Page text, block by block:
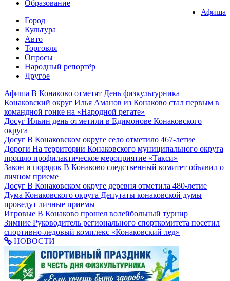
Образование
Афиша
Город
Культура
Авто
Торговля
Опросы
Народный репортёр
Другое
Афиша В Конаково отметят День физкультурника
Конаковский округ Илья Аманов из Конаково стал первым в
командной гонке на «Народной регате»
Досуг Ильин день отметили в Едимонове Конаковского
округа
Досуг В Конаковском округе село отметило 467-летие
Дороги На территории Конаковского муниципального округа
прошло профилактическое мероприятие «Такси»
Закон и порядок В Конаково следственный комитет объявил о
личном приеме
Досуг В Конаковском округе деревня отметила 480-летие
Дума Конаковского округа Депутаты конаковской думы
проведут личные приемы
Игровые В Конаково прошел волейбольный турнир
Зимние Руководитель регионального спорткомитета посетил
спортивно-ледовый комплекс «Конаковский лед»
НОВОСТИ